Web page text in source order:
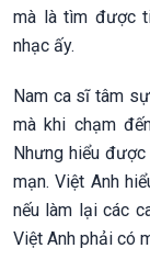
mà là tìm được
nhạc ấy.
Nam ca sĩ tâm
mà khi chạm
Nhưng hiểu
mạn. Việt Anh
nếu làm lại các
Việt Anh phải có